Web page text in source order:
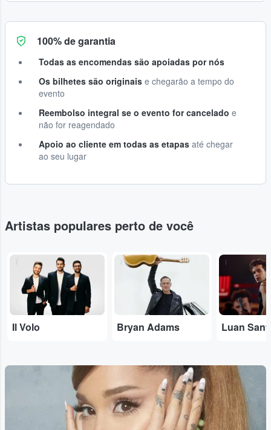
100% de garantia
Todas as encomendas são apoiadas por nós
Os bilhetes são originais e chegarão a tempo do
evento
Reembolso integral se o evento for cancelado e
não for reagendado
Apoio ao cliente em todas as etapas até chegar
ao seu lugar
Artistas populares perto de você
Il Volo
...
Bryan Adams
...
Luan